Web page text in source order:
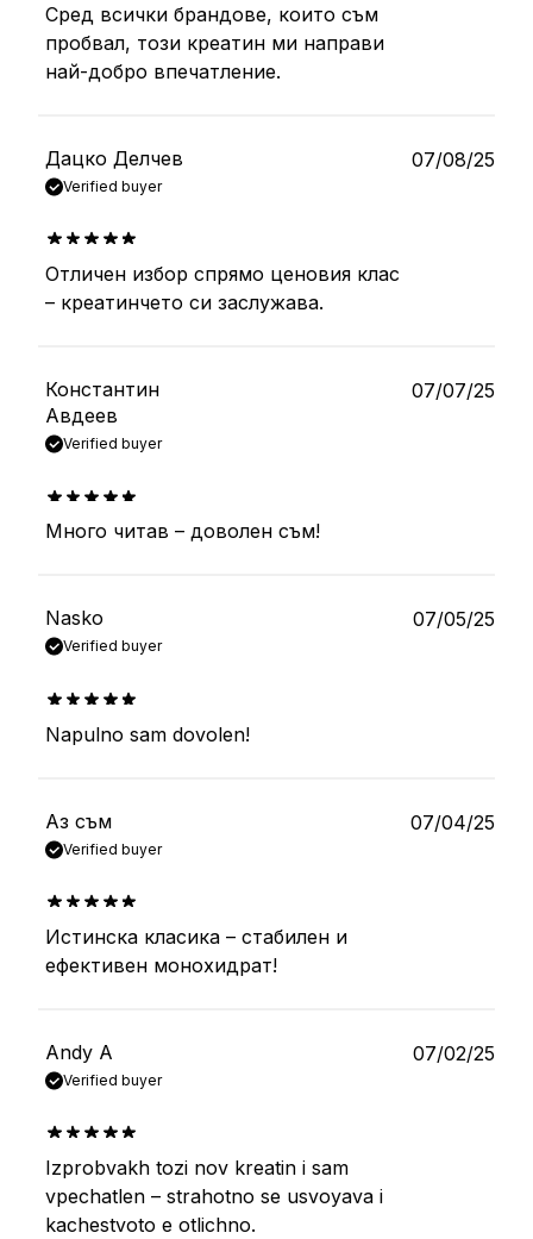
out of 5
Сред всички брандове, които съм
пробвал, този креатин ми направи
най-добро впечатление.
Дацко Делчев
Verified buyer
out of 5
Отличен избор спрямо ценовия клас
– креатинчето си заслужава.
07/08/25
Константин
Авдеев
Verified buyer
out of 5
Много читав – доволен съм!
07/07/25
Nasko
Verified buyer
out of 5
Napulno sam dovolеn!
07/05/25
Аз съм
Verified buyer
out of 5
Истинска класика – стабилен и
ефективен монохидрат!
07/04/25
Andy A
Verified buyer
out of 5
Izprobvakh tozi nov kreatin i sam
vpechatlen – strahotno se usvoyava i
kachestvoto e otlichno.
07/02/25